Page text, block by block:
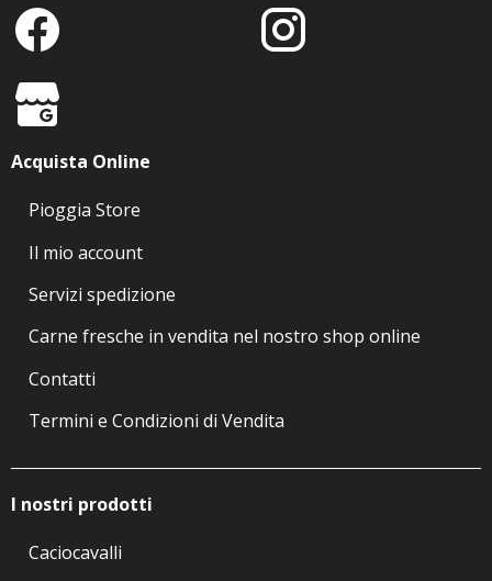
Acquista Online
Pioggia Store
Il mio account
Servizi spedizione
Carne fresche in vendita nel nostro shop online
Contatti
Termini e Condizioni di Vendita
I nostri prodotti
Caciocavalli